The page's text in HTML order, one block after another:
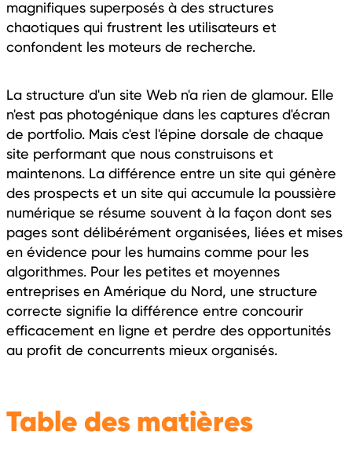
magnifiques superposés à des structures
chaotiques qui frustrent les utilisateurs et
confondent les moteurs de recherche.
La structure d'un site Web n'a rien de glamour. Elle
n'est pas photogénique dans les captures d'écran
de portfolio. Mais c'est l'épine dorsale de chaque
site performant que nous construisons et
maintenons. La différence entre un site qui génère
des prospects et un site qui accumule la poussière
numérique se résume souvent à la façon dont ses
pages sont délibérément organisées, liées et mises
en évidence pour les humains comme pour les
algorithmes. Pour les petites et moyennes
entreprises en Amérique du Nord, une structure
correcte signifie la différence entre concourir
efficacement en ligne et perdre des opportunités
au profit de concurrents mieux organisés.
Table des matières